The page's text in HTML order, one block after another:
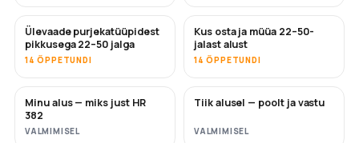
TULEMAS
Ülevaade purjekatüüpidest
pikkusega 22–50 jalga
14 ÕPPETUNDI
TULEMAS
Kus osta ja müüa 22–50-
jalast alust
14 ÕPPETUNDI
TULEMAS
Minu alus — miks just HR
382
VALMIMISEL
TULEMAS
Tiik alusel — poolt ja vastu
VALMIMISEL